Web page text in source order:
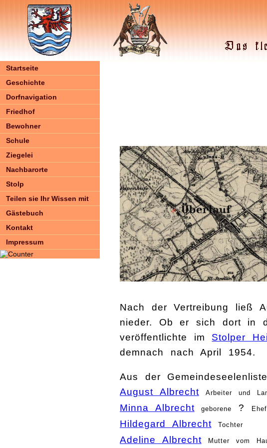
Startseite
Geschichte
Dorfnavigation
Friedhof
Bewohner
Schule
Ziegelei
Nachbarorte
Stolp
Teilen sie Ihr Wissen mit
Gästebuch
Kontakt
Impressum
Nach der Vertreibung ließ
nieder. Ob er sich dort in
veröffentlichte im Stolper
demnach nach April 1954.
Aus der
August Albrecht
Arbeiter und
Minna Albrecht geborene ?
Hildegard Albrecht Tochter
Adeline Albrecht Mutter vom